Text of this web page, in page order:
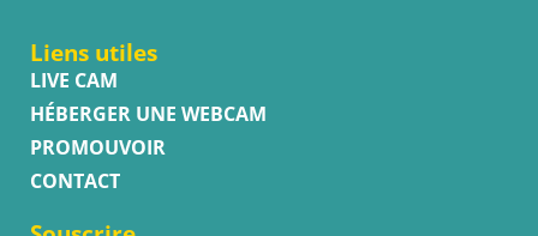
Liens utiles
LIVE CAM
HÉBERGER UNE WEBCAM
PROMOUVOIR
CONTACT